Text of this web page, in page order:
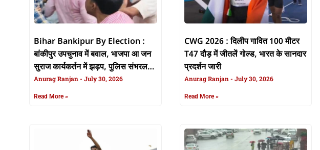
Bihar Bankipur By Election :
बांकीपुर उपचुनाव में बवाल, भाजपा आ जन
सुराज कार्यकर्तन में झड़प, पुलिस संभरलस
मोरचा
Anurag Ranjan July 30, 2026
Read More »
CWG 2026 : दिलीप गावित 100 मीटर
T47 दौड़ में जीतलें गोल्ड, भारत के सानदार
प्रदर्शन जारी
Anurag Ranjan July 30, 2026
Read More »